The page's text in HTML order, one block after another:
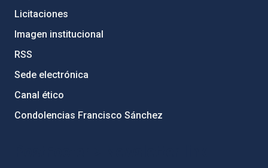
Licitaciones
Imagen institucional
RSS
Sede electrónica
Canal ético
Condolencias Francisco Sánchez